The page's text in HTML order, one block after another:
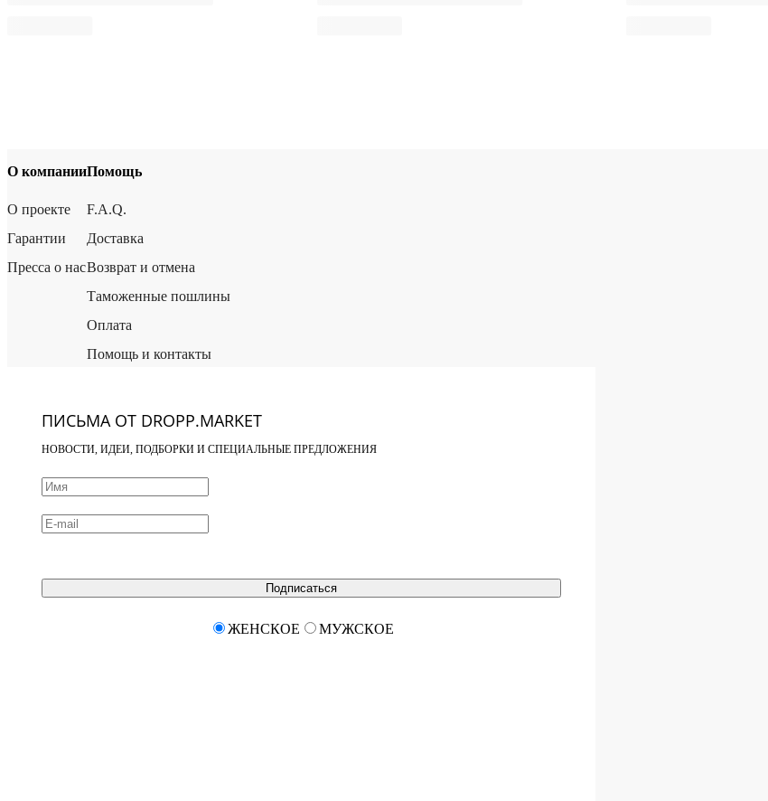
О компании
О проекте
Гарантии
Пресса о нас
Помощь
F.A.Q.
Доставка
Возврат и отмена
Таможенные пошлины
Оплата
Помощь и контакты
ПИСЬМА ОТ DROPP.MARKET
НОВОСТИ, ИДЕИ, ПОДБОРКИ И СПЕЦИАЛЬНЫЕ ПРЕДЛОЖЕНИЯ
Подписаться
ЖЕНСКОЕ МУЖСКОЕ